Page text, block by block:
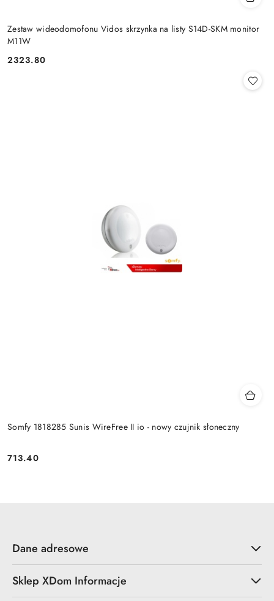
Zestaw wideodomofonu Vidos skrzynka na listy S14D-SKM monitor
M11W
Cena:
2323.80
Somfy 1818285 Sunis WireFree II io - nowy czujnik słoneczny
Cena:
713.40
Dane adresowe
Sklep XDom Informacje